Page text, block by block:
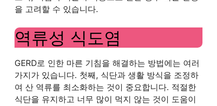
을 고려할 수 있습니다.
역류성 식도염
GERD로 인한 마른 기침을 해결하는 방법에는 여러
가지가 있습니다. 첫째, 식단과 생활 방식을 조정하
여 산 역류를 최소화하는 것이 중요합니다. 적절한
식단을 유지하고 너무 많이 먹지 않는 것이 도움이